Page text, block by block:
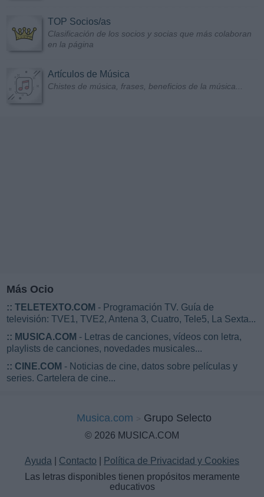
TOP Socios/as
Clasificación de los socios y socias que más colaboran
en la página
Artículos de Música
Chistes de música, frases, beneficios de la música...
Más Ocio
:: TELETEXTO.COM - Programación TV. Guía de
televisión: TVE1, TVE2, Antena 3, Cuatro, Tele5, La Sexta...
:: MUSICA.COM - Letras de canciones, vídeos con letra,
playlists de canciones, novedades musicales...
:: CINE.COM - Noticias de cine, datos sobre películas y
series. Cartelera de cine...
Musica.com Grupo Selecto
© 2026 MUSICA.COM
Ayuda Contacto
Política de Privacidad y Cookies
Las letras disponibles tienen propósitos meramente
educativos